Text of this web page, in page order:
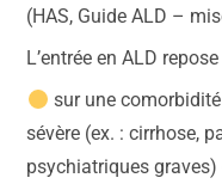
(HAS, Guide ALD –
L’entrée en ALD
sur une
sévère (ex. : cirrhose,
psychiatriques graves)